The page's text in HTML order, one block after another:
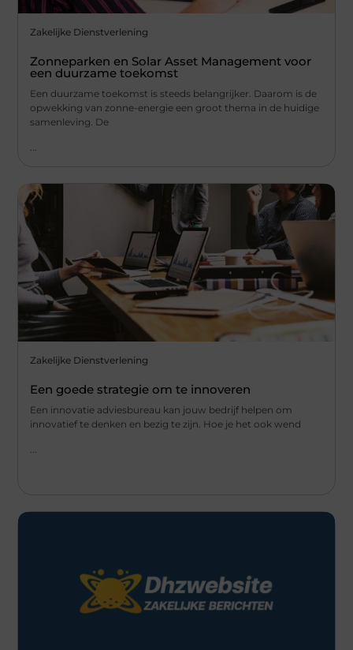
Zakelijke Dienstverlening
Zonneparken en Solar Asset Management voor
een duurzame toekomst
Een duurzame toekomst is steeds belangrijker. Daarom is de
opwekking van zonne-energie een groot thema in de huidige
samenleving. De
...
Zakelijke Dienstverlening
Een goede strategie om te innoveren
Een innovatie adviesbureau kan jouw bedrijf helpen om
innovatief te denken en bezig te zijn. Hoe je het ook wend
...